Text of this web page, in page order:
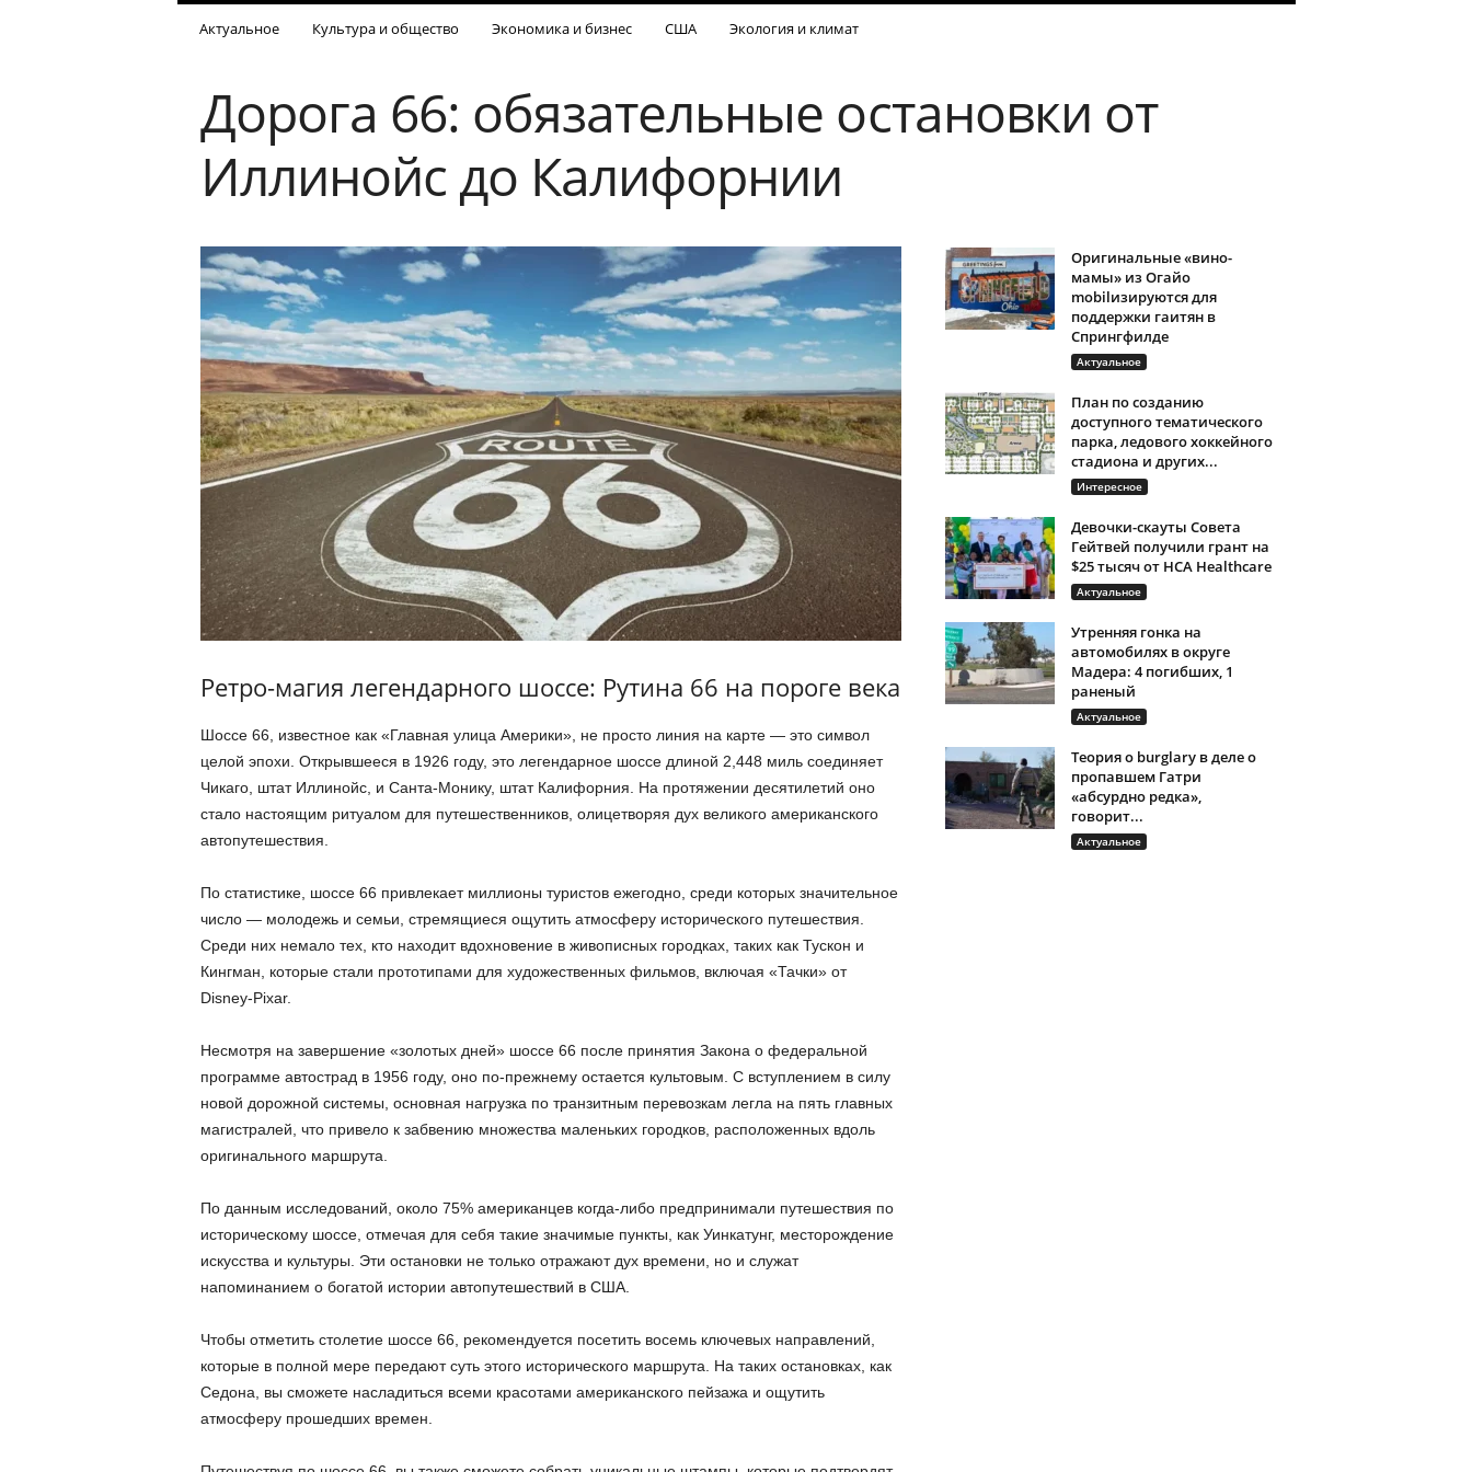
Актуальное Культура и общество Экономика и бизнес США Экология и климат
Дорога 66: обязательные остановки от
Иллинойс до Калифорнии
Ретро-магия легендарного шоссе: Рутина 66 на пороге века
Шоссе 66, известное как «Главная улица Америки», не просто линия на карте — это символ
целой эпохи. Открывшееся в 1926 году, это легендарное шоссе длиной 2,448 миль соединяет
Чикаго, штат Иллинойс, и Санта-Монику, штат Калифорния. На протяжении десятилетий оно
стало настоящим ритуалом для путешественников, олицетворяя дух великого американского
автопутешествия.
По статистике, шоссе 66 привлекает миллионы туристов ежегодно, среди которых значительное
число — молодежь и семьи, стремящиеся ощутить атмосферу исторического путешествия.
Среди них немало тех, кто находит вдохновение в живописных городках, таких как Тускон и
Кингман, которые стали прототипами для художественных фильмов, включая «Тачки» от
Disney-Pixar.
Несмотря на завершение «золотых дней» шоссе 66 после принятия Закона о федеральной
программе автострад в 1956 году, оно по-прежнему остается культовым. С вступлением в силу
новой дорожной системы, основная нагрузка по транзитным перевозкам легла на пять главных
магистралей, что привело к забвению множества маленьких городков, расположенных вдоль
оригинального маршрута.
По данным исследований, около 75% американцев когда-либо предпринимали путешествия по
историческому шоссе, отмечая для себя такие значимые пункты, как Уинкатунг, месторождение
искусства и культуры. Эти остановки не только отражают дух времени, но и служат
напоминанием о богатой истории автопутешествий в США.
Чтобы отметить столетие шоссе 66, рекомендуется посетить восемь ключевых направлений,
которые в полной мере передают суть этого исторического маршрута. На таких остановках, как
Седона, вы сможете насладиться всеми красотами американского пейзажа и ощутить
атмосферу прошедших времен.
Оригинальные «вино-
мамы» из Огайо
mobilизируются для
поддержки гаитян в
Спрингфилде
Актуальное
План по созданию
доступного тематического
парка, ледового хоккейного
стадиона и других...
Интересное
Девочки-скауты Совета
Гейтвей получили грант на
$25 тысяч от HCA Healthcare
Актуальное
Утренняя гонка на
автомобилях в округе
Мадера: 4 погибших, 1
раненый
Актуальное
Теория о burglary в деле о
пропавшем Гатри
«абсурдно редка»,
говорит...
Актуальное